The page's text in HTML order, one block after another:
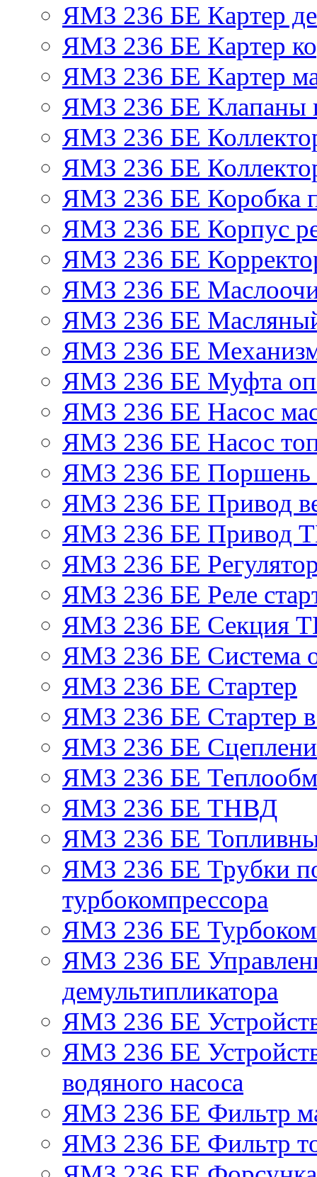
ЯМЗ 236 БЕ Картер
ЯМЗ 236 БЕ Картер
ЯМЗ 236 БЕ Картер
ЯМЗ 236 БЕ Клапаны
ЯМЗ 236 БЕ
ЯМЗ 236 БЕ
ЯМЗ 236 БЕ Коробка
ЯМЗ 236 БЕ Корпус
ЯМЗ 236 БЕ
ЯМЗ 236 БЕ
ЯМЗ 236 БЕ Масляный
ЯМЗ 236 БЕ Механизм
ЯМЗ 236 БЕ Муфта
ЯМЗ 236 БЕ Насос
ЯМЗ 236 БЕ Насос
ЯМЗ 236 БЕ Поршень
ЯМЗ 236 БЕ Привод
ЯМЗ 236 БЕ Привод
ЯМЗ 236 БЕ
ЯМЗ 236 БЕ Реле
ЯМЗ 236 БЕ Секция
ЯМЗ 236 БЕ Система
ЯМЗ 236 БЕ Стартер
ЯМЗ 236 БЕ Стартер в
ЯМЗ 236 БЕ
ЯМЗ 236 БЕ
ЯМЗ 236 БЕ ТНВД
ЯМЗ 236 БЕ
ЯМЗ 236 БЕ Трубки
турбокомпрессора
ЯМЗ 236 БЕ
ЯМЗ 236 БЕ
демультипликатора
ЯМЗ 236 БЕ
ЯМЗ 236 БЕ
водяного насоса
ЯМЗ 236 БЕ Фильтр
ЯМЗ 236 БЕ Фильтр